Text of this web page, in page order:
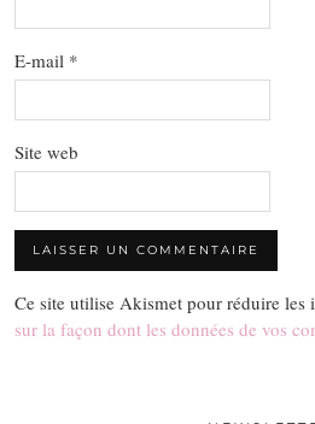
E-mail *
Site web
Ce site utilise Akismet pour réduire les
sur la façon dont les données de vos